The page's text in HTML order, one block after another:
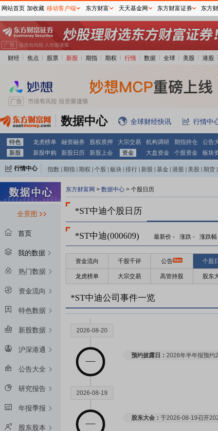
财经 焦点 股票 新股 期指 期权 行情 数据 全球 美股 港股
数据中心 全球财经快讯 行情中
特色 龙虎榜单 融资融券 股权质押 大宗交易 机构调研 期指持仓
公告
新股
新股申购 新股日历 新股上会 资金 大盘资金 个股资金 板块
行情中心 指数 期指 期权 个股 板块 排行 新股 基金 港股 美股 期货
全景图
首页
我的数据
热门数据
资金流向
特色数据
新股数据
沪深港通
公告大全
研究报告
年报季报
股东股本
东方财富网 > 数据中心 > 个股日历
*ST中迪个股日历
*ST中迪(000609) 最新价 - 涨跌 - 涨跌幅
资金流向 千股千评 公告 个股
龙虎榜单 大宗交易 高管持股 股东
*ST中迪公司事件一览
2026-08-20
预约披露日： 2026年半年报预约
2026-08-19
股东大会： 于2026-08-19召开
网站首页 加收藏 移动客户端 东方财富 天天基金网 东方财富证券 东方